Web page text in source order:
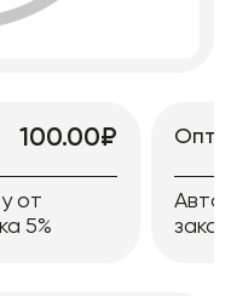
100.00₽
от
5%